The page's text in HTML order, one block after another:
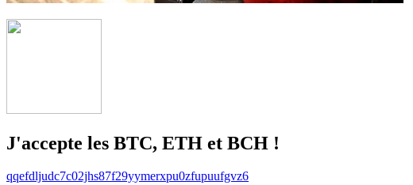
J'accepte les BTC, ETH et BCH !
qqefdljudc7c02jhs87f29yymerxpu0zfupuufgvz6